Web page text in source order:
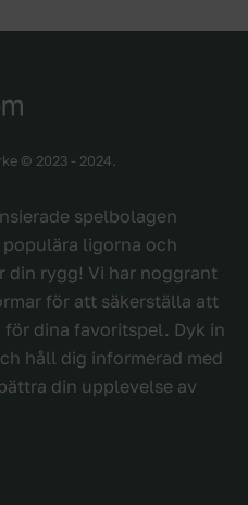
© 2023 - 2024.
spelbolagen
ligorna och
din rygg! Vi har noggrant
för att säkerställa att
dina favoritspel. Dyk in
håll dig informerad med
din upplevelse av